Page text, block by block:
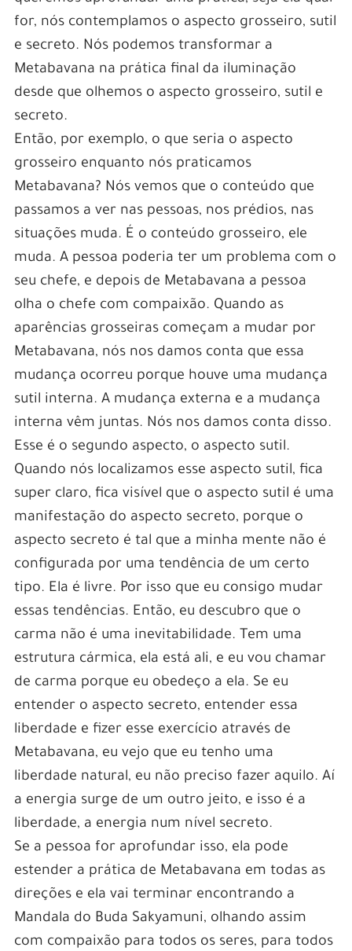
for, nós contemplamos o aspecto grosseiro, sutil
e secreto. Nós podemos transformar a
Metabavana na prática final da iluminação
desde que olhemos o aspecto grosseiro, sutil e
secreto.
Então, por exemplo, o que seria o aspecto
grosseiro enquanto nós praticamos
Metabavana? Nós vemos que o conteúdo que
passamos a ver nas pessoas, nos prédios, nas
situações muda. É o conteúdo grosseiro, ele
muda. A pessoa poderia ter um problema com o
seu chefe, e depois de Metabavana a pessoa
olha o chefe com compaixão. Quando as
aparências grosseiras começam a mudar por
Metabavana, nós nos damos conta que essa
mudança ocorreu porque houve uma mudança
sutil interna. A mudança externa e a mudança
interna vêm juntas. Nós nos damos conta disso.
Esse é o segundo aspecto, o aspecto sutil.
Quando nós localizamos esse aspecto sutil, fica
super claro, fica visível que o aspecto sutil é uma
manifestação do aspecto secreto, porque o
aspecto secreto é tal que a minha mente não é
configurada por uma tendência de um certo
tipo. Ela é livre. Por isso que eu consigo mudar
essas tendências. Então, eu descubro que o
carma não é uma inevitabilidade. Tem uma
estrutura cármica, ela está ali, e eu vou chamar
de carma porque eu obedeço a ela. Se eu
entender o aspecto secreto, entender essa
liberdade e fizer esse exercício através de
Metabavana, eu vejo que eu tenho uma
liberdade natural, eu não preciso fazer aquilo. Aí
a energia surge de um outro jeito, e isso é a
liberdade, a energia num nível secreto.
Se a pessoa for aprofundar isso, ela pode
estender a prática de Metabavana em todas as
direções e ela vai terminar encontrando a
Mandala do Buda Sakyamuni, olhando assim
com compaixão para todos os seres, para todos